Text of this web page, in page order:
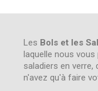
Les Bols et les
laquelle nous
saladiers en
n'avez qu'à faire